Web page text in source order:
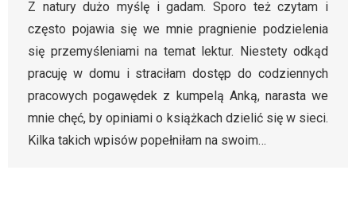
Z natury dużo myślę i gadam. Sporo też czytam i
często pojawia się we mnie pragnienie podzielenia
się przemyśleniami na temat lektur. Niestety odkąd
pracuję w domu i straciłam dostęp do codziennych
pracowych pogawędek z kumpelą Anką, narasta we
mnie chęć, by opiniami o książkach dzielić się w sieci.
Kilka takich wpisów popełniłam na swoim…